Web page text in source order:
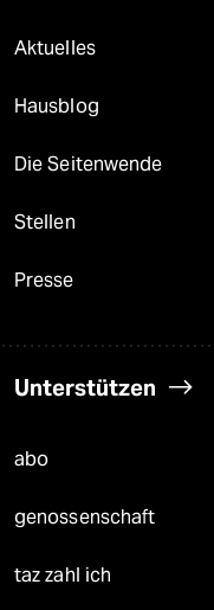
Aktuelles
Hausblog
Die Seitenwende
Stellen
Presse
Unterstützen
abo
genossenschaft
taz zahl ich